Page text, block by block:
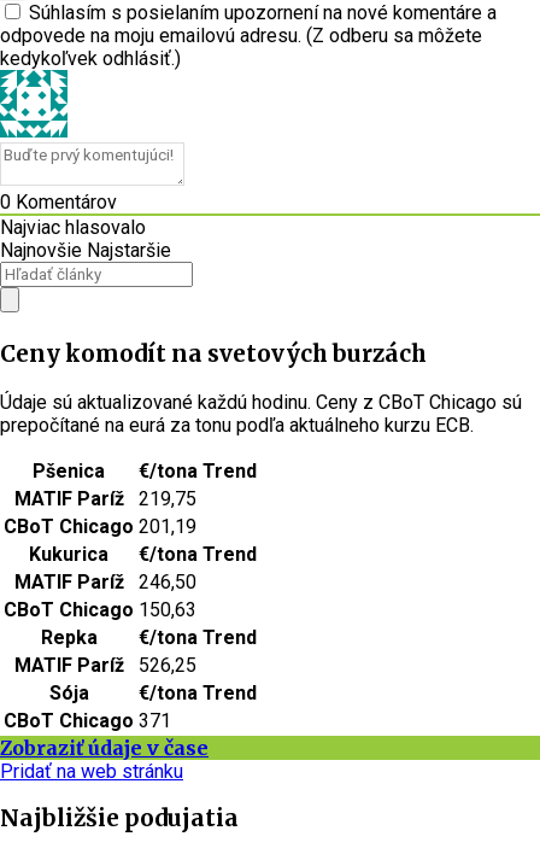
Súhlasím s posielaním upozornení na nové komentáre a
odpovede na moju emailovú adresu. (Z odberu sa môžete
kedykoľvek odhlásiť.)
0 Komentárov
Najviac hlasovalo
Najnovšie Najstaršie
Ceny komodít na svetových burzách
Údaje sú aktualizované každú hodinu. Ceny z CBoT Chicago sú
prepočítané na eurá za tonu podľa aktuálneho kurzu ECB.
Pšenica
€/tona Trend
MATIF Paríž
219,75
CBoT Chicago 201,19
Kukurica
€/tona Trend
MATIF Paríž
246,50
CBoT Chicago 150,63
Repka
€/tona Trend
MATIF Paríž
526,25
Sója
€/tona Trend
CBoT Chicago 371
Zobraziť údaje v čase
Pridať na web stránku
Najbližšie podujatia